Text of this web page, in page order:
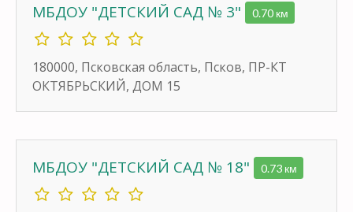
МБДОУ "ДЕТСКИЙ САД № 3" 0.70 км
180000, Псковская область, Псков, ПР-КТ
ОКТЯБРЬСКИЙ, ДОМ 15
МБДОУ "ДЕТСКИЙ САД № 18" 0.73 км